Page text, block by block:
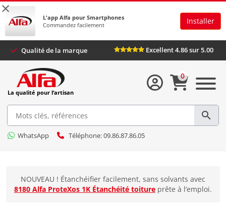
×
L'app Alfa pour Smartphones
Commandez facilement
Installer
Qualité de la marque Excellent 4.86 sur 5.00
La qualité pour l’artisan
WhatsApp Téléphone: 09.86.87.86.05
0
NOUVEAU ! Étanchéifier facilement, sans solvants avec
8180 Alfa ProteXos 1K Étanchéité toiture prête à l’emploi.